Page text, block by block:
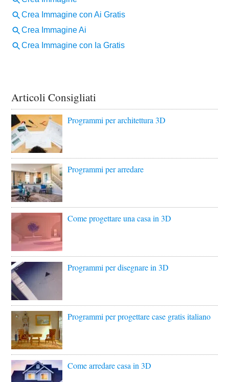
Articoli Consigliati
Programmi per architettura 3D
Programmi per arredare
Come progettare una casa in 3D
Programmi per disegnare in 3D
Programmi per progettare case gratis italiano
Come arredare casa in 3D